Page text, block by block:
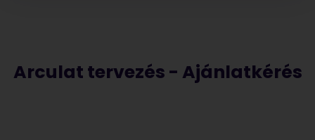
Arculat tervezés - Ajánlatkérés